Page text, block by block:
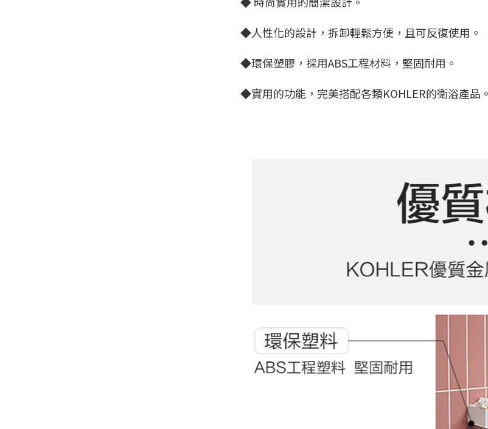
◆人性化的設計，拆卸輕鬆方便，且可反復使用。
◆環保塑膠，採用ABS工程材料，堅固耐用。
◆實用的功能，完美搭配各類KOHLER的衛浴產品。